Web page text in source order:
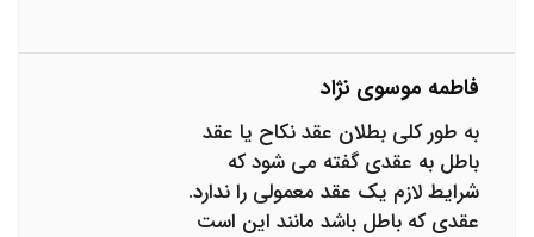
فاطمه موسوی نژاد
به طور کلی بطلان عقد نکاح یا عقد
باطل به عقدی گفته می شود که
شرایط لازم یک عقد معمولی را ندارد.
عقدی که باطل باشد مانند این است